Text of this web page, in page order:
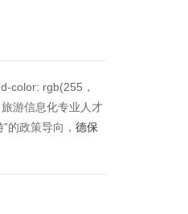
color: rgb(255，
游信息化专业人才
的政策导向， 德保